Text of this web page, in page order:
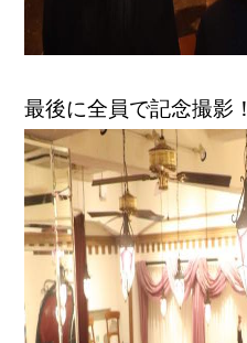
最後に全員で記念撮影！